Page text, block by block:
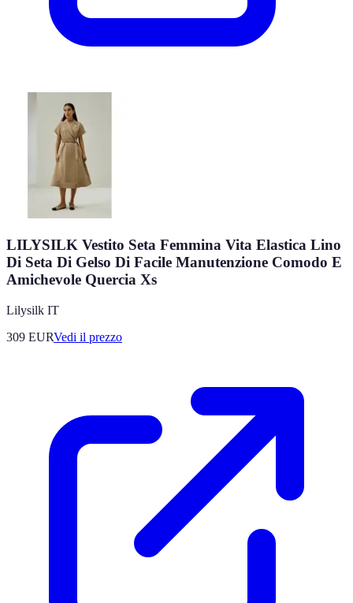
LILYSILK Vestito Seta Femmina Vita Elastica Lino
Di Seta Di Gelso Di Facile Manutenzione Comodo E
Amichevole Quercia Xs
Lilysilk IT
309 EURVedi il prezzo